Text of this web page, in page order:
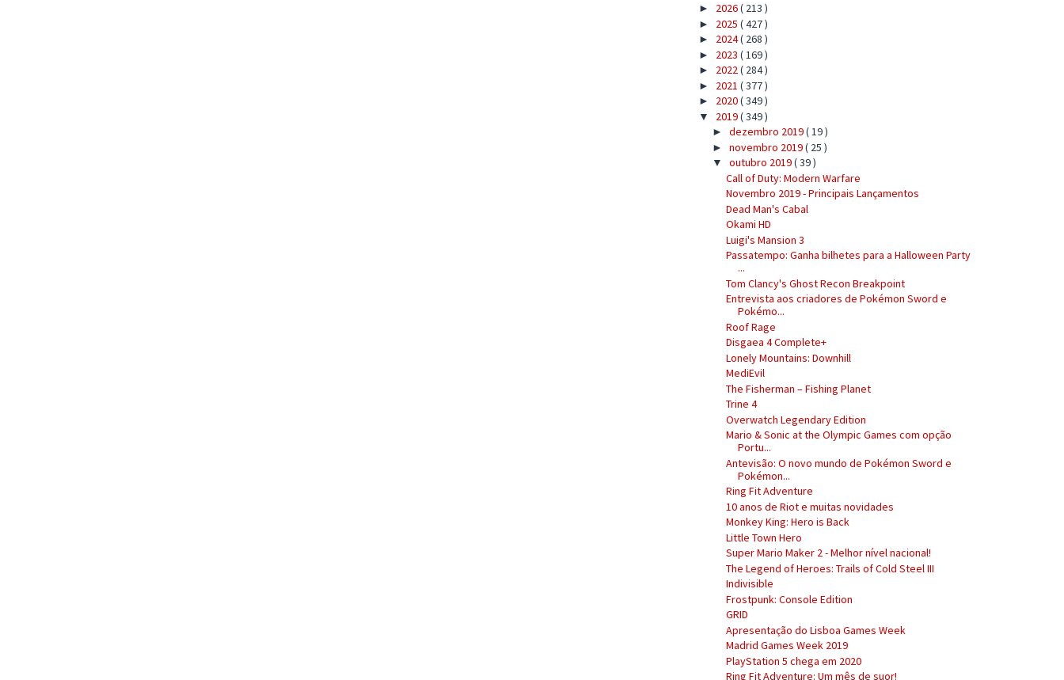
► 2026( 213 )
► 2025 ( 427 )
► 2024( 268 )
► 2023 ( 169 )
► 2022( 284 )
► 2021 ( 377 )
► 2020( 349 )
▼ 2019( 349 )
► dezembro 2019( 19 )
► novembro 2019( 25 )
▼ outubro 2019( 39 )
Call of Duty: Modern Warfare
Novembro 2019 - Principais Lançamentos
Dead Man's Cabal
Okami HD
Luigi's Mansion 3
Passatempo: Ganha bilhetes para a Halloween Party
...
Tom Clancy's Ghost Recon Breakpoint
Entrevista aos criadores de Pokémon Sword e
Pokémo...
Roof Rage
Disgaea 4 Complete+
Lonely Mountains: Downhill
MediEvil
The Fisherman – Fishing Planet
Trine 4
Overwatch Legendary Edition
Mario & Sonic at the Olympic Games com opção
Portu...
Antevisão: O novo mundo de Pokémon Sword e
Pokémon...
Ring Fit Adventure
10 anos de Riot e muitas novidades
Monkey King: Hero is Back
Little Town Hero
Super Mario Maker 2 - Melhor nível nacional!
The Legend of Heroes: Trails of Cold Steel III
Indivisible
Frostpunk: Console Edition
GRID
Apresentação do Lisboa Games Week
Madrid Games Week 2019
PlayStation 5 chega em 2020
Ring Fit Adventure: Um mês de suor!